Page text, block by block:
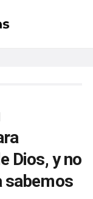
Dios, y no
sabemos